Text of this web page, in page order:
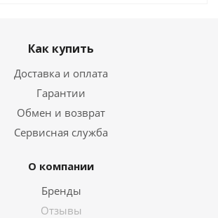
Как купить
Доставка и оплата
Гарантии
Обмен и возврат
Сервисная служба
О компании
Бренды
Отзывы